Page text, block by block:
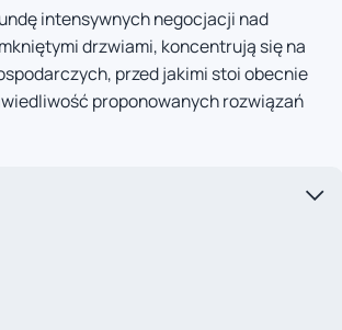
intensywnych negocjacji nad
drzwiami, koncentrują się na
przed jakimi stoi obecnie
proponowanych rozwiązań